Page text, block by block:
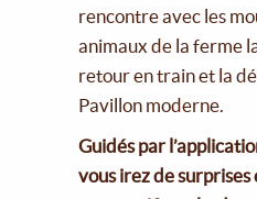
rencontre avec les
animaux de la ferme
retour en train et la
Pavillon moderne.
Guidés par
vous irez de